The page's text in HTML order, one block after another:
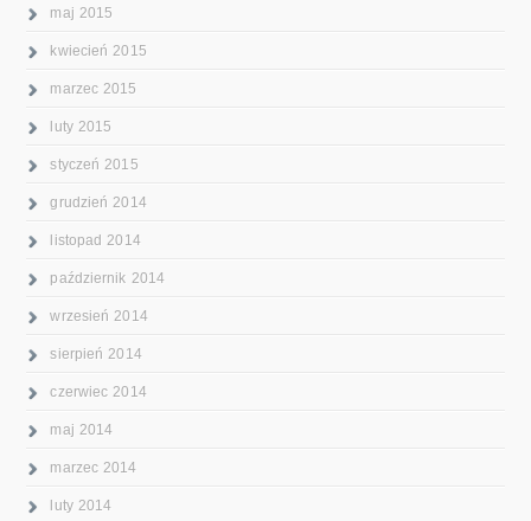
maj 2015
kwiecień 2015
marzec 2015
luty 2015
styczeń 2015
grudzień 2014
listopad 2014
październik 2014
wrzesień 2014
sierpień 2014
czerwiec 2014
maj 2014
marzec 2014
luty 2014